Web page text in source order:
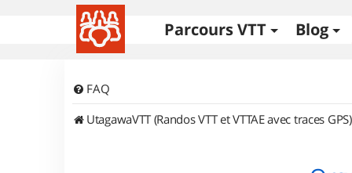
Parcours VTT Blog
FAQ
UtagawaVTT (Randos VTT et VTTAE avec traces GPS)